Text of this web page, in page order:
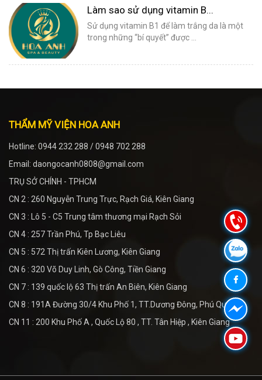
Làm sao sử dụng vitamin B...
Sử dụng vitamin B1 để làm trắng da là một
trong những “bí quyết” được ...
THẨM MỸ VIỆN HOA ANH
Hotline: 0944 232 288 / 0948 702 288
Email: daongocanh0808@gmail.com
TRỤ SỞ CHÍNH - TPHCM
CN 2 : 260 Nguyễn Trung Trực, Rạch Giá, Kiên Giang
CN 3 : Lô 5 - C5 Trung tâm thương mại Rạch Sỏi
CN 4 : 257 Trần Phú, Tp Bạc Liêu
CN 5 : 572 Thị trấn Kiên Lương, Kiên Giang
CN 6 : 320 Võ Duy Linh, Gò Công, Tiền Giang
CN 7 : 139 quốc lộ 63 Thị trấn An Biên, Kiên Giang
CN 8 : 191A Đường 30/4 Khu Phố 1, TT.Dương Đông, Phú Quốc
CN 11 : 200 Khu Phố A , Quốc Lộ 80 , TT. Tân Hiệp , Kiên Giang